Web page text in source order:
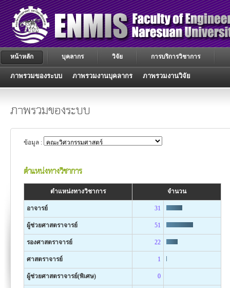
หน้าหลัก
ภาพรวมของระบบ ภาพรวมงานบุคลากร ภาพรวมงานวิจัย
บุคลากร วิจัย การบริการวิชาการ
ภาพรวมของระบบ
ข้อมูล :
ตำแหน่งทางวิชาการ
ตำแหน่งทางวิชาการ จำนวน
อาจารย์ 31
ผู้ช่วยศาสตราจารย์ 51
รองศาสตราจารย์ 22
ศาสตราจารย์ 1
ผู้ช่วยศาสตราจารย์(พิเศษ) 0